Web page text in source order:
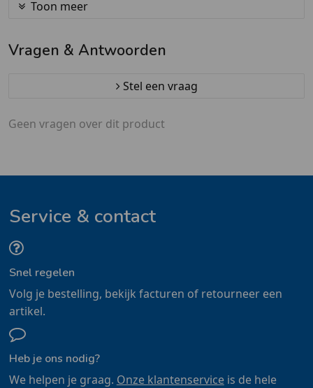
Toon meer
Vragen & Antwoorden
Stel een vraag
Geen vragen over dit product
Service & contact
Snel regelen
Volg je bestelling, bekijk facturen of retourneer een
artikel.
Heb je ons nodig?
We helpen je graag. Onze klantenserviceis de hele